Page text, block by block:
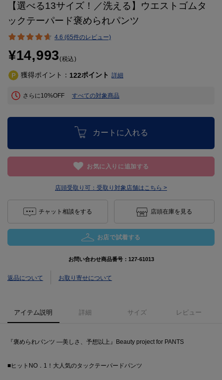
【選べる13サイズ！／洗える】ウエストゴムタ
ックテーパード褒められパンツ
4.6 (65件のレビュー)
¥14,993(税込)
獲得ポイント： 122ポイント 詳細
さらに10%OFF すべての対象商品
カートに入れる
お気に入りに追加する
店頭受取り可： 受取り対象店舗はこちら >
チャット相談をする 店頭在庫を見る
お店で試着する
お問い合わせ商品番号： 127-61013
返品について お取り寄せについて
アイテム説明 詳細 サイズ レビュー
『褒められパンツ ―美しさ、予想以上』Beauty project for PANTS
■ヒットNO．1！大人気のタックテーパードパンツ